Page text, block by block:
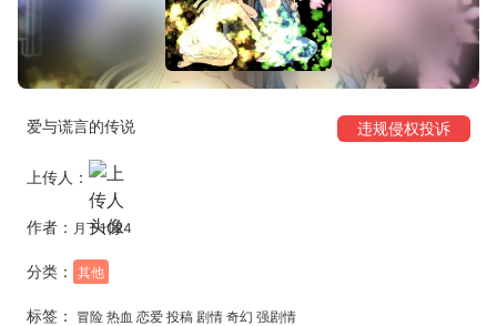
爱与谎言的传说 违规侵权投诉
上传人：
作者： 月下1024
分类： 其他
标签： 冒险 热血 恋爱 投稿 剧情 奇幻 强剧情